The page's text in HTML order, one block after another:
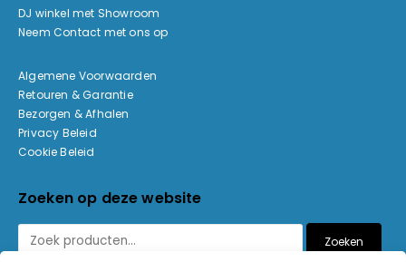
DJ winkel met Showroom
Neem Contact met ons op
Algemene Voorwaarden
Retouren & Garantie
Bezorgen & Afhalen
Privacy Beleid
Cookie Beleid
Zoeken op deze website
Zoeken